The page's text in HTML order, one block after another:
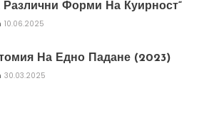
Различни Форми На Куирност“
10.06.2025
На Едно Падане (2023)
30.03.2025